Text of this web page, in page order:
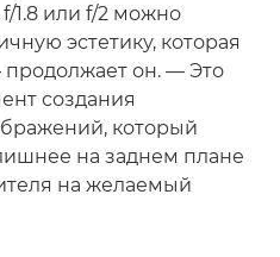
f/1.8 или f/2 можно
эстетику, которая
он. — Это
создания
который
на заднем плане
на желаемый